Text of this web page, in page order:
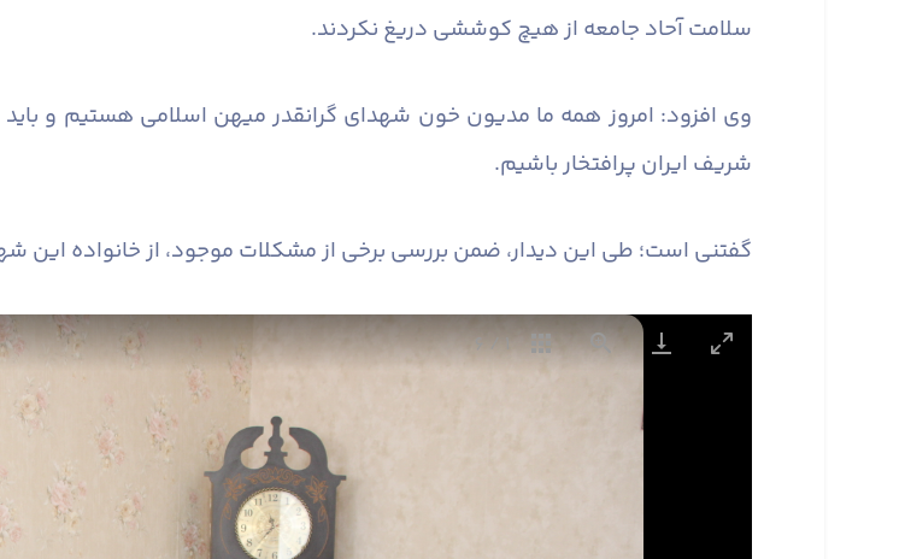
سلامت آحاد جامعه از هیچ کوششی دریغ نکردند.
وی افزود: امروز همه ما مدیون خون شهدای گرانقدر میهن اسلامی هستیم و
شریف ایران پرافتخار باشیم.
گفتنی است؛ طی این دیدار، ضمن بررسی برخی از مشکلات موجود، از خانواده این
1
/
6